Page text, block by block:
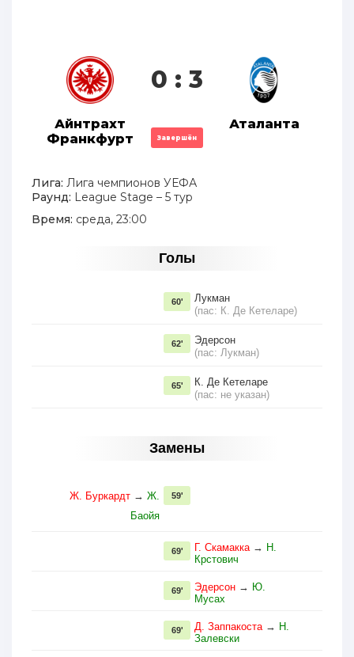
Айнтрахт
Франкфурт
0 : 3
Завершён
Аталанта
Лига: Лига чемпионов УЕФА
Раунд: League Stage – 5 тур
Время: среда, 23:00
Голы
Лукман
(пас: К. Де Кетеларе)
60'
Эдерсон
(пас: Лукман)
62'
К. Де Кетеларе
(пас: не указан)
65'
Замены
Ж. Буркардт → Ж.
Баойя
59'
Г. Скамакка→ Н.
Крстович
69'
Эдерсон → Ю.
Мусах
69'
Д. Заппакоста→ Н.
Залевски
69'